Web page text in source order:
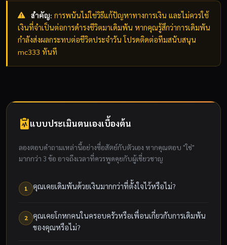
สำคัญ: การพนันไม่ใช่วิธีแก้ปัญหาทางการเงิน และไม่ควรใช้
เงินที่จำเป็นต่อการดำรงชีวิตมาเดิมพัน หากคุณรู้สึกว่าการเดิมพัน
กำลังส่งผลกระทบต่อชีวิตประจำวัน โปรดติดต่อทีมสนับสนุน
mc333 ทันที
แบบประเมินตนเองเบื้องต้น
ลองตอบคำถามเหล่านี้อย่างซื่อสัตย์กับตัวเอง หากคุณตอบ "ใช่"
มากกว่า 3 ข้อ อาจถึงเวลาที่ควรพูดคุยกับผู้เชี่ยวชาญ
1 คุณเคยเดิมพันด้วยเงินมากกว่าที่ตั้งใจไว้หรือไม่?
2
คุณเคยโกหกคนในครอบครัวหรือเพื่อนเกี่ยวกับการเดิมพัน
ของคุณหรือไม่?